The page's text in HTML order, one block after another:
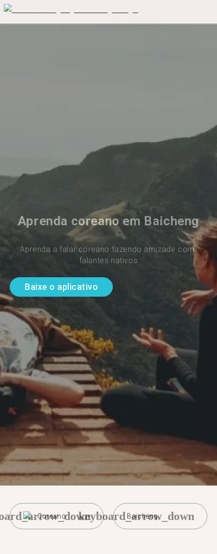
Aprenda coreano em Baicheng
Aprenda a falar coreano fazendo amizade com
falantes nativos
Baixe o aplicativo
Coreano Baicheng
keyboard_arrow_down